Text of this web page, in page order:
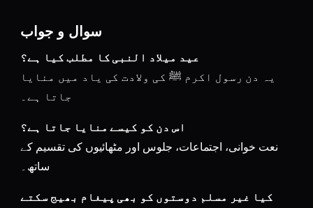
سوال و جواب
عید میلاد النبی کا مطلب کیا ہے؟
یہ دن رسول اکرم ﷺ کی ولادت کی یاد میں منایا
جاتا ہے۔
اس دن کو کیسے منایا جاتا ہے؟
نعت خوانی، اجتماعات، جلوس اور مٹھائیوں کی تقسیم کے
ساتھ۔
کیا غیر مسلم دوستوں کو بھی پیغام بھیج سکتے